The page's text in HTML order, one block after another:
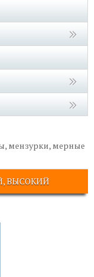
мензурки, мерные
ВЫСОКИЙ